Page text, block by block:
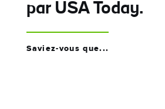
par USA Today.
Saviez-vous que...